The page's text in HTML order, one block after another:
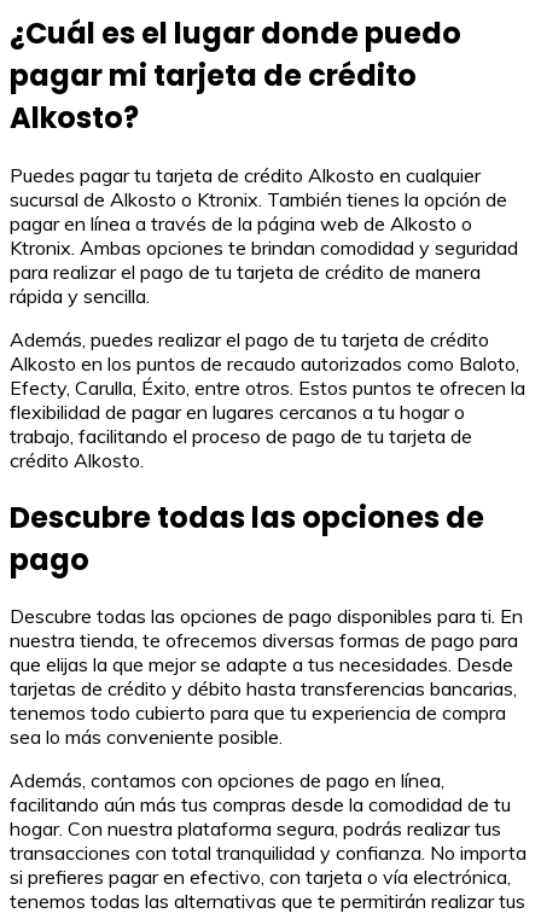
¿Cuál es el lugar donde puedo
pagar mi tarjeta de crédito
Alkosto?
Puedes pagar tu tarjeta de crédito Alkosto en cualquier
sucursal de Alkosto o Ktronix. También tienes la opción de
pagar en línea a través de la página web de Alkosto o
Ktronix. Ambas opciones te brindan comodidad y seguridad
para realizar el pago de tu tarjeta de crédito de manera
rápida y sencilla.
Además, puedes realizar el pago de tu tarjeta de crédito
Alkosto en los puntos de recaudo autorizados como Baloto,
Efecty, Carulla, Éxito, entre otros. Estos puntos te ofrecen la
flexibilidad de pagar en lugares cercanos a tu hogar o
trabajo, facilitando el proceso de pago de tu tarjeta de
crédito Alkosto.
Descubre todas las opciones de
pago
Descubre todas las opciones de pago disponibles para ti. En
nuestra tienda, te ofrecemos diversas formas de pago para
que elijas la que mejor se adapte a tus necesidades. Desde
tarjetas de crédito y débito hasta transferencias bancarias,
tenemos todo cubierto para que tu experiencia de compra
sea lo más conveniente posible.
Además, contamos con opciones de pago en línea,
facilitando aún más tus compras desde la comodidad de tu
hogar. Con nuestra plataforma segura, podrás realizar tus
transacciones con total tranquilidad y confianza. No importa
si prefieres pagar en efectivo, con tarjeta o vía electrónica,
tenemos todas las alternativas que te permitirán realizar tus